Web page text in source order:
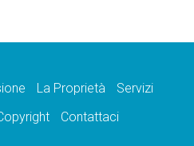
La Proprietà
Servizi
Contattaci